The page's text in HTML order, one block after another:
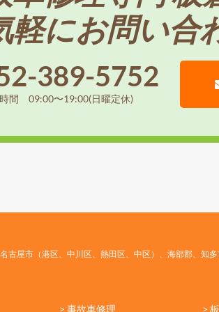
軽にお問い合
389-5752
間 09:00〜19:00(日曜定休)
古屋市（港区、中川区、熱田区、中区）、海部郡、知
> 事故車修理 >